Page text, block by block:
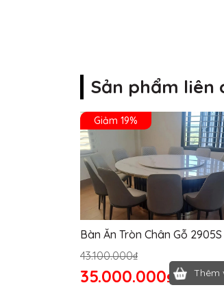
Sản phẩm liên
Giảm 19%
Bàn Ăn Tròn Chân Gỗ 2905S
43.100.000₫
35.000.000₫ Thêm